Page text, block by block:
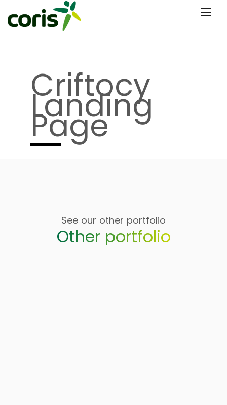
Criftocy
Landing
Page
See our other portfolio
Other portfolio